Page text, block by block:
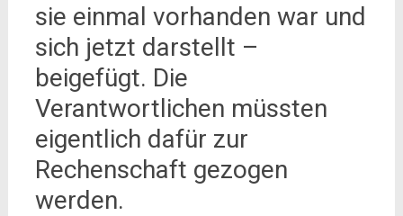
sie einmal vorhanden war und
sich jetzt darstellt –
beigefügt. Die
Verantwortlichen müssten
eigentlich dafür zur
Rechenschaft gezogen
werden.